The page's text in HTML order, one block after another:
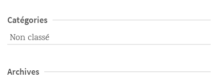
Catégories
Non classé
Archives